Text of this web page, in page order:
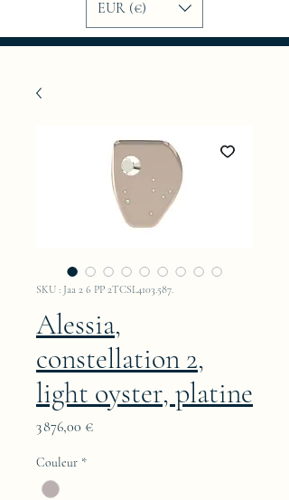
EUR (€)
SKU : Jaa 2 6 PP 2TCSL4103.587.
Alessia,
constellation 2,
light oyster, platine
3 876,00 €Prix
Couleur *